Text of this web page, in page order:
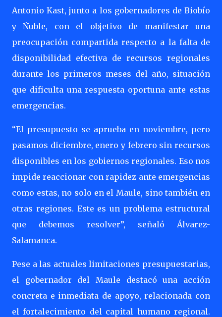
Antonio Kast, junto a los gobernadores de Biobío
y Ñuble, con el objetivo de manifestar una
preocupación compartida respecto a la falta de
disponibilidad efectiva de recursos regionales
durante los primeros meses del año, situación
que dificulta una respuesta oportuna ante estas
emergencias.
“El presupuesto se aprueba en noviembre, pero
pasamos diciembre, enero y febrero sin recursos
disponibles en los gobiernos regionales. Eso nos
impide reaccionar con rapidez ante emergencias
como estas, no solo en el Maule, sino también en
otras regiones. Este es un problema estructural
que debemos resolver”, señaló Álvarez-
Salamanca.
Pese a las actuales limitaciones presupuestarias,
el gobernador del Maule destacó una acción
concreta e inmediata de apoyo, relacionada con
el fortalecimiento del capital humano regional.